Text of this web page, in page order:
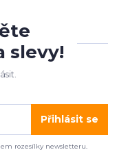
slevy!
Přihlásit se
rozesílky newsletteru.